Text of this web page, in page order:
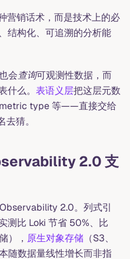
营销话术，而是技术上的必
结构化、可追溯的分析能
会查询可观测性数据，而
么。 表语义层把这层元数
type 等——直接交给
猜。
2.0 支
2.0。列式引
测比 Loki 节省 50%、比
）， 原生对象存储 （S3、
随数据量线性增长而非指